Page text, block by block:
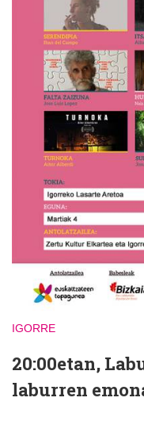
IGORRE
20:00etan,
laburren